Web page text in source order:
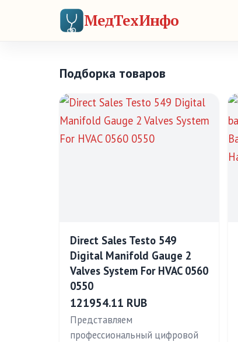
МедТехИнфо
Подборка товаров
Direct Sales Testo 549
Digital Manifold Gauge 2
Valves System For HVAC 0560
0550
121954.11 RUB
Представляем
профессиональный цифровой